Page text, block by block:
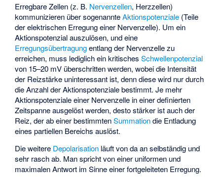
Erregbare Zellen (z. B. Nervenzellen, Herzzellen)
kommunizieren über sogenannteAktionspotenziale (Teile
der elektrischen Erregung einer Nervenzelle). Um ein
Aktionspotenzial auszulösen, und eine
Erregungsübertragungentlang der Nervenzelle zu
erreichen, muss lediglich ein kritischesSchwellenpotenzial
von 15–20 mV überschritten werden, wobei die Intensität
der Reizstärke uninteressant ist, denn diese wird nur durch
die Anzahl der Aktionspotenziale bestimmt. Je mehr
Aktionspotenziale einer Nervenzelle in einer definierten
Zeitspanne ausgelöst werden, desto stärker ist auch der
Reiz, der ab einer bestimmtenSummationdie Entladung
eines partiellen Bereichs auslöst.
Die weitere Depolarisation läuft von da an selbständig und
sehr rasch ab. Man spricht von einer uniformen und
maximalen Antwort im Sinne einer fortgeleiteten Erregung.